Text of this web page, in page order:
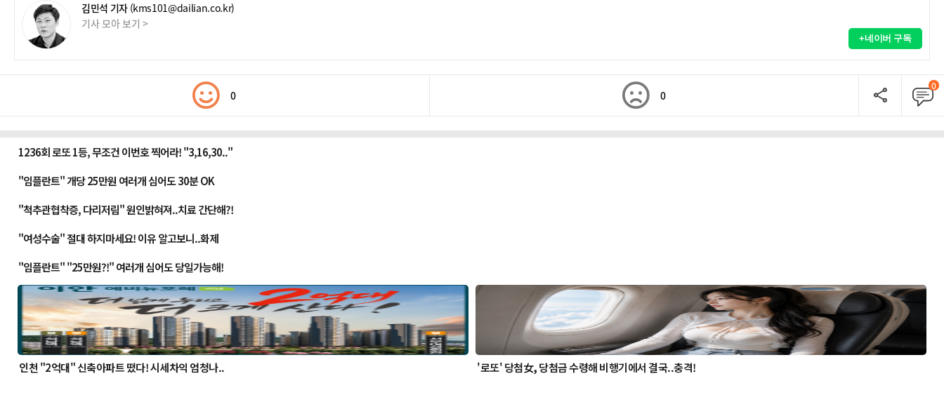
김민석 기자 (kms101@dailian.co.kr)
기사 모아 보기 >
+네이버 구독
0 0
0